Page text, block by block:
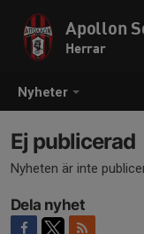
Nyheter
Apollon
Herrar
Ej publicerad
Nyheten är inte
Dela nyhet